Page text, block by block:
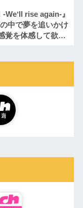
Weʼll rise again-』
中で夢を追いかけ
覚を体感して欲し